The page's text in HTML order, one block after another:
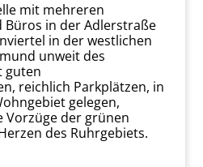
mit mehreren
in der Adlerstraße
in der westlichen
unweit des
guten
reichlich Parkplätzen, in
gelegen,
Vorzüge der grünen
des Ruhrgebiets.